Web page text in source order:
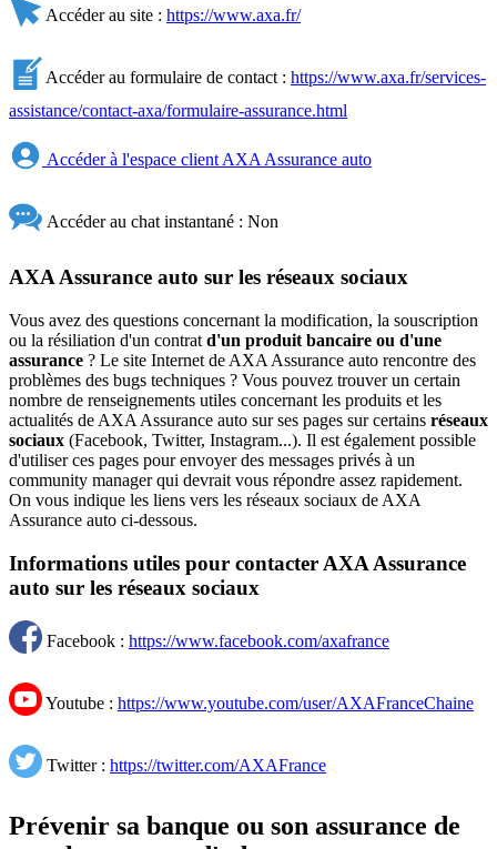
Accéder au site : https://www.axa.fr/
Accéder au formulaire de contact : https://www.axa.fr/services-
assistance/contact-axa/formulaire-assurance.html
Accéder à l'espace client AXA Assurance auto
Accéder au chat instantané : Non
AXA Assurance auto sur les réseaux sociaux
Vous avez des questions concernant la modification, la souscription
ou la résiliation d'un contrat d'un produit bancaire ou d'une
assurance ? Le site Internet de AXA Assurance auto rencontre des
problèmes des bugs techniques ? Vous pouvez trouver un certain
nombre de renseignements utiles concernant les produits et les
actualités de AXA Assurance auto sur ses pages sur certains réseaux
sociaux (Facebook, Twitter, Instagram...). Il est également possible
d'utiliser ces pages pour envoyer des messages privés à un
community manager qui devrait vous répondre assez rapidement.
On vous indique les liens vers les réseaux sociaux de AXA
Assurance auto ci-dessous.
Informations utiles pour contacter AXA Assurance
auto sur les réseaux sociaux
Facebook : https://www.facebook.com/axafrance
Youtube : https://www.youtube.com/user/AXAFranceChaine
Twitter : https://twitter.com/AXAFrance
Prévenir sa banque ou son assurance de